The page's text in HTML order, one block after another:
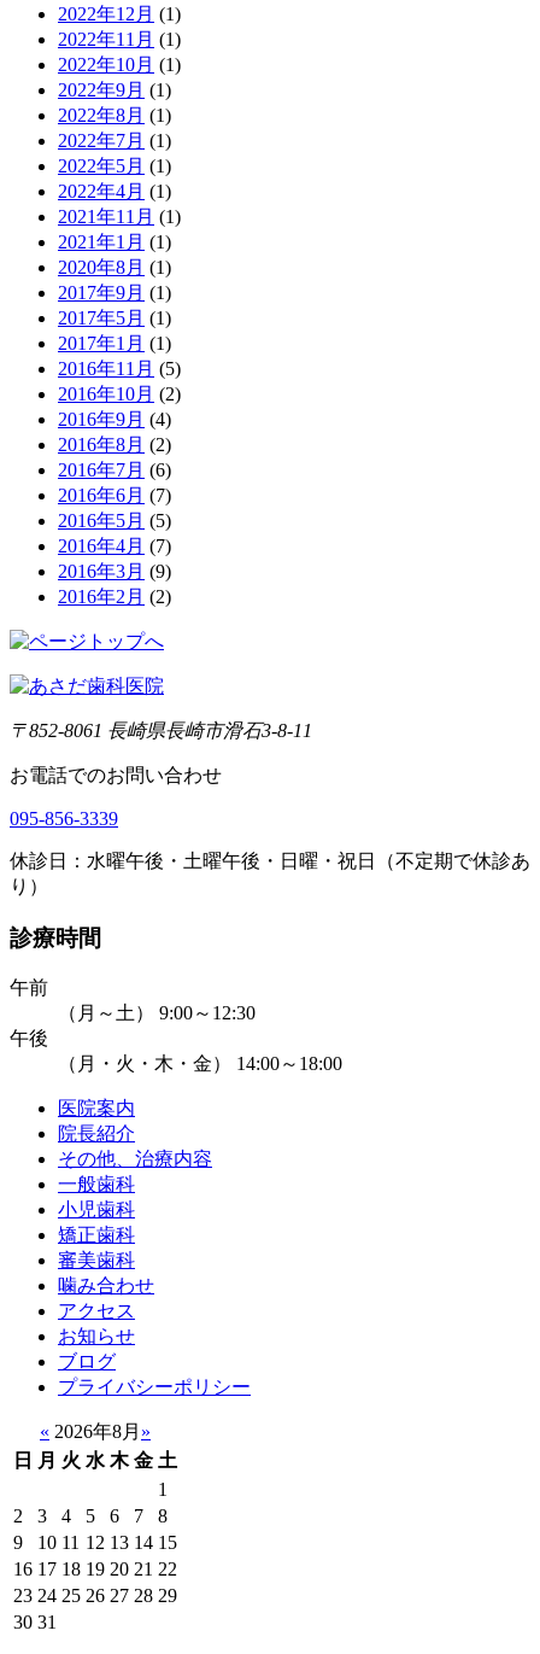
2022年12月 (1)
2022年11月 (1)
2022年10月 (1)
2022年9月 (1)
2022年8月 (1)
2022年7月 (1)
2022年5月 (1)
2022年4月 (1)
2021年11月 (1)
2021年1月 (1)
2020年8月 (1)
2017年9月 (1)
2017年5月 (1)
2017年1月 (1)
2016年11月 (5)
2016年10月 (2)
2016年9月 (4)
2016年8月 (2)
2016年7月 (6)
2016年6月 (7)
2016年5月 (5)
2016年4月 (7)
2016年3月 (9)
2016年2月 (2)
〒852-8061 長崎県長崎市滑石3-8-11
お電話でのお問い合わせ
095-856-3339
休診日：水曜午後・土曜午後・日曜・祝日（不定期で休診あ
り）
診療時間
午前
（月～土） 9:00～12:30
午後
（月・火・木・金） 14:00～18:00
医院案内
院長紹介
その他、治療内容
一般歯科
小児歯科
矯正歯科
審美歯科
噛み合わせ
アクセス
お知らせ
ブログ
プライバシーポリシー
« 2026年8月 »
日 月 火 水 木 金 土
1
2
3 4 5 6 7
8
9
10 11 12 13 14 15
16 17 18 19 20 21 22
23 24 25 26 27 28 29
30 31